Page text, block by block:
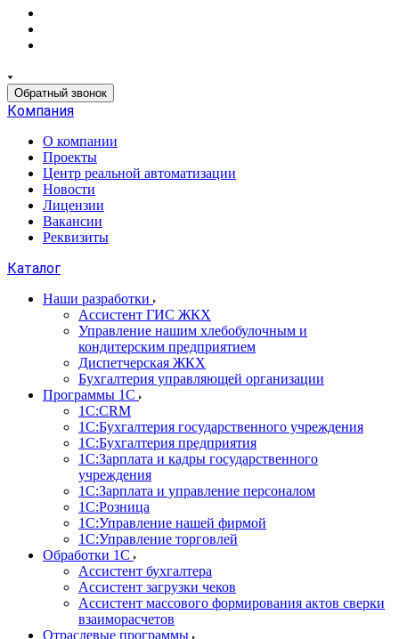
Обратный звонок
Компания
О компании
Проекты
Центр реальной автоматизации
Новости
Лицензии
Вакансии
Реквизиты
Каталог
Наши разработки
Ассистент ГИС ЖКХ
Управление нашим хлебобулочным и
кондитерским предприятием
Диспетчерская ЖКХ
Бухгалтерия управляющей организации
Программы 1С
1С:CRM
1С:Бухгалтерия государственного учреждения
1С:Бухгалтерия предприятия
1С:Зарплата и кадры государственного
учреждения
1С:Зарплата и управление персоналом
1С:Розница
1С:Управление нашей фирмой
1С:Управление торговлей
Обработки 1С
Ассистент бухгалтера
Ассистент загрузки чеков
Ассистент массового формирования актов сверки
взаиморасчетов
Отраслевые программы